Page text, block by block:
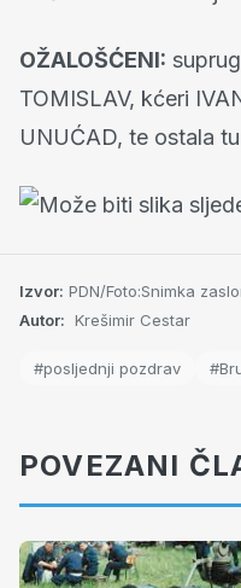
OŽALOŠĆENI:
TOMISLAV, kćeri
UNUĆAD, te ostala
Izvor: PDN/Foto:Snimka
Autor: Krešimir Cestar
#posljednji pozdrav
POVEZANI